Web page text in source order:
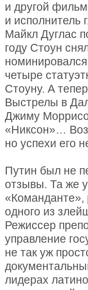
и другой
и исполнитель
Майкл Дуглас
году Стоун
четыре
Стоуну. А
Выстрелы в
Джиму
«Никсон»…
но успехи его
Путин был не
отзывы. Та же
«Команданте»,
одного из
Режиссер
управление
не так уж
лидерах